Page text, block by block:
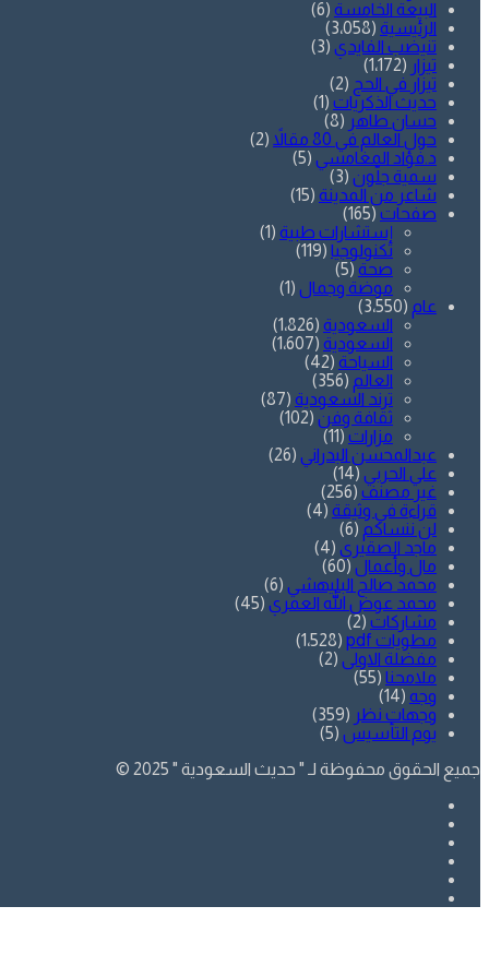
البيعة الخامسة (6)
الرئيسية (3٬058)
تنيضب الفايدي (3)
تيزار (1٬172)
تيزار في الحج (2)
حديث الذكريات (1)
حسان طاهر (8)
حول العالم في 80 مقالاً
(2)
د.فؤاد المغامسي (5)
سمية جلّون (3)
شاعر من المدينة (15)
صفحات (165)
إستشارات طبية (1)
تكنولوجيا (119)
صحة (5)
موضة وجمال (1)
عام (3٬550)
السعودية (1٬826)
السعودية (1٬607)
السياحة (42)
العالم (356)
ترند السعودية (87)
ثقافة وفن (102)
مزارات (11)
عبدالمحسن البدراني (26)
علي الحربي (14)
غير مصنف (256)
قراءة في وثيقة (4)
لن ننساكم (6)
ماجد الصقيري (4)
مال وأعمال (60)
محمد صالح البليهشي (6)
محمد عوض الله العمري (45)
مشاركات (2)
مطويات pdf
(1٬528)
مفضلة الاولى (2)
ملامحنا (55)
وجه (14)
وجهات نظر (359)
يوم التأسيس (5)
جميع الحقوق محفوظة لـ " حديث السعودية " 2025 ©